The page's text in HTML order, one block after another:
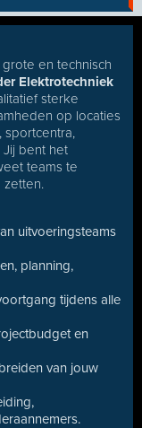
en technisch
Elektrotechniek
sterke
op locaties
sportcentra,
bent het
teams te
zetten.
uitvoeringsteams
planning,
tijdens alle
en
van jouw